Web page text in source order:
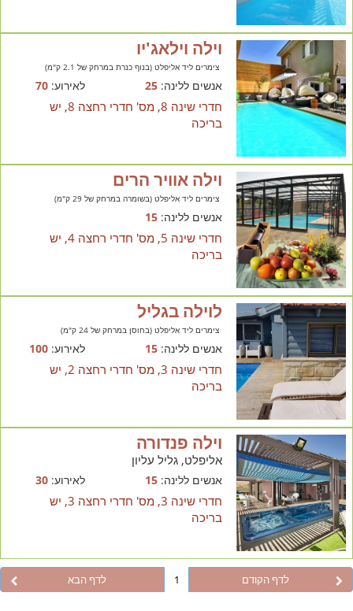
וילה וילאג'יו
צימרים ליד אליפלט (בנוף כנרת במרחק של 2.1 ק"מ)
אנשים ללינה:25 לאירוע:70
חדרי שינה 8, מס' חדרי רחצה 8, יש
בריכה
וילה אוויר הרים
צימרים ליד אליפלט (בשומרה במרחק של 29 ק"מ)
אנשים ללינה:15
חדרי שינה 5, מס' חדרי רחצה 4, יש
בריכה
לוילה בגליל
צימרים ליד אליפלט (בחוסן במרחק של 24 ק"מ)
אנשים ללינה:15 לאירוע:100
חדרי שינה 3, מס' חדרי רחצה 2, יש
בריכה
וילה פנדורה
אליפלט, גליל עליון
אנשים ללינה:15 לאירוע:30
חדרי שינה 3, מס' חדרי רחצה 3, יש
בריכה
לדף הקודם 1 לדף הבא